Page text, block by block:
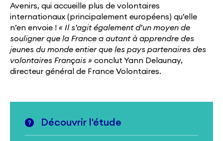
Avenirs, qui accueille plus de volontaires
internationaux (principalement européens) qu’elle
n’en envoie ! « Il s’agit également d’un moyen de
souligner que la France a autant à apprendre des
jeunes du monde entier que les pays partenaires des
volontaires Français » conclut Yann Delaunay,
directeur général de France Volontaires.
Découvrir l'étude